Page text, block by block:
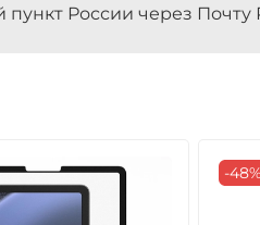
России через Почту
-48%